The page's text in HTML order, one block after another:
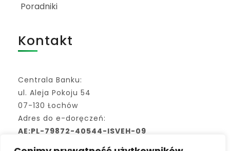
Poradniki
Kontakt
Centrala Banku:
ul. Aleja Pokoju 54
07-130 Łochów
Adres do e-doręczeń:
AE:PL-79872-40544-ISVEH-09